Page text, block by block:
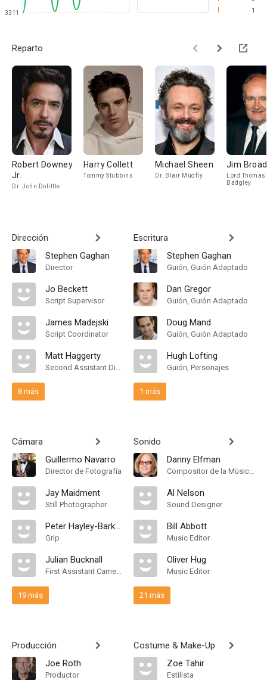
3311
1
Reparto
Robert Downey
Jr.
Dr. John Dolittle
Harry Collett
Tommy Stubbins
Michael Sheen
Dr. Blair Müdfly
Jim
Lord Thomas
Badgley
Dirección
Stephen Gaghan
Director
Jo Beckett
Script Supervisor
James Madejski
Script Coordinator
Matt Haggerty
Second Assistant Director
8 más
Cámara
Guillermo Navarro
Director de Fotografía
Jay Maidment
Still Photographer
Peter Hayley-Barker
Grip
Julian Bucknall
First Assistant Camera, First Assistant "A" Camera
19 más
Producción
Joe Roth
Productor
Escritura
Stephen Gaghan
Guión, Guión Adaptado
Dan Gregor
Guión, Guión Adaptado
Doug Mand
Guión, Guión Adaptado
Hugh Lofting
Guión, Personajes
1 más
Sonido
Danny Elfman
Compositor de la Música Original
Al Nelson
Sound Designer
Bill Abbott
Music Editor
Oliver Hug
Music Editor
21 más
Costume & Make-Up
Zoe Tahir
Estilista